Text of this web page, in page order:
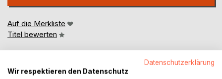
Auf die Merkliste
Titel bewerten
Datenschutzerklärung
Wir respektieren den Datenschutz